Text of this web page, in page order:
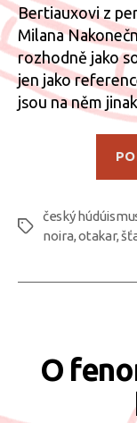
Bertiauxovi z
Milana
rozhodně jako
jen jako
jsou na něm
Štítky
český
noira,otakar,
O